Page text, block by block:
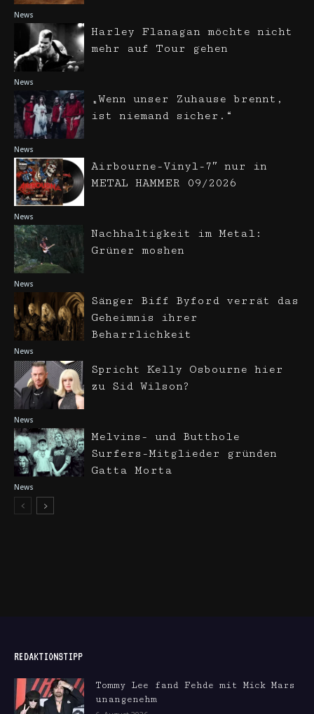
News
News
Harley Flanagan möchte nicht
mehr auf Tour gehen
News
„Wenn unser Zuhause brennt,
ist niemand sicher.“
News
Airbourne-Vinyl-7″ nur in
METAL HAMMER 09/2026
News
Nachhaltigkeit im Metal:
Grüner moshen
News
Sänger Biff Byford verrät das
Geheimnis ihrer
Beharrlichkeit
News
Spricht Kelly Osbourne hier
zu Sid Wilson?
News
Melvins- und Butthole
Surfers-Mitglieder gründen
Gatta Morta
REDAKTIONSTIPP
Tommy Lee fand Fehde mit Mick Mars
unangenehm